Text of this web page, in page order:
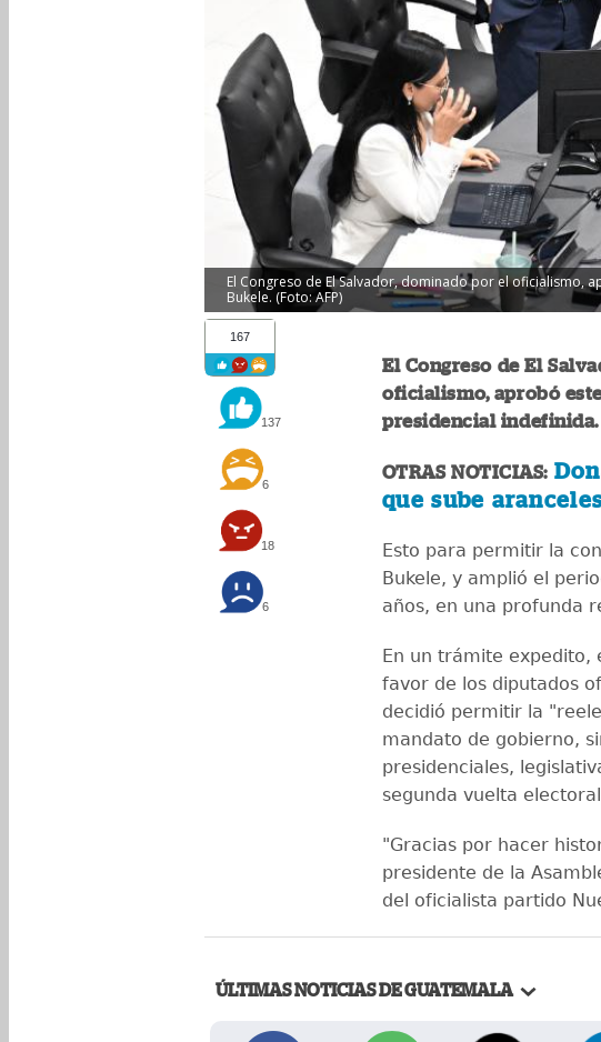
El Congreso de El Salvador, dominado por el
Bukele. (Foto: AFP)
167
137
6
18
6
El Congreso de El
oficialismo, aprobó
presidencial indefinida.
OTRAS NOTICIAS:
que sube
Esto para permitir la
Bukele, y amplió el
años, en una profunda
En un trámite expedito,
favor de los diputados
decidió permitir la
mandato de gobierno,
presidenciales,
segunda vuelta
"Gracias por hacer
presidente de la
del oficialista partido
ÚLTIMAS NOTICIAS DE GUATEMALA